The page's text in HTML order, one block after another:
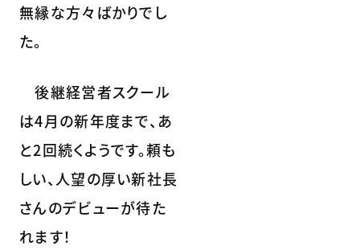
無縁な方々ばかりでし
た。
後継経営者スクール
は4月の新年度まで、あ
と2回続くようです。頼も
しい、人望の厚い新社長
さんのデビューが待た
れます！